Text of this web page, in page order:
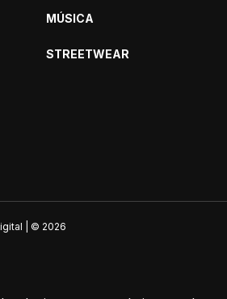
MÚSICA
STREETWEAR
| © 2026